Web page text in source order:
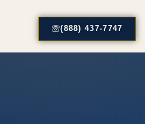
(888) 437-7747